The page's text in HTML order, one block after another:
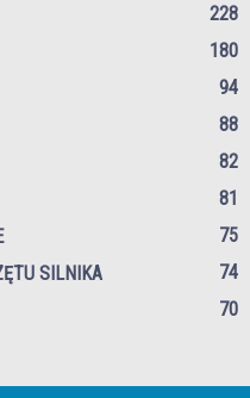
228
180
94
88
82
81
75
SILNIKA
74
70